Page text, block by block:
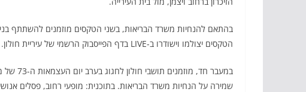
בהתאם להנחיות משרד הבריאות, בשני הטקסים מוזמנים להשתתף
הטקסים יצולמו וישודרו ב-LIVE בדף הפייסבוק הרשמי של עיריית חולון.
במעבר
שמירה על הנחיות משרד הבריאות. בתוכנית: מופעי רחוב, פסלים